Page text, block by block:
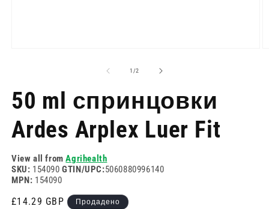
режим
1/на
2
50 ml спринцовки
Ardes Arplex Luer Fit
View all fromAgrihealth
SKU: 154090GTIN/UPC:5060880996140
MPN: 154090
Редовна
£14.29 GBP Продадено